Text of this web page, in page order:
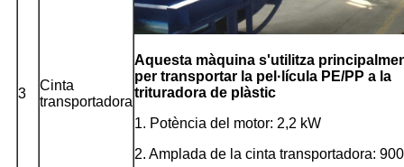
3
Cinta
transportadora
Aquesta màquina s'utilitza
per transportar la pel·lícula PE/PP a la
trituradora de plàstic
1. Potència del motor: 2,2 kW
2. Amplada de la cinta transportadora: